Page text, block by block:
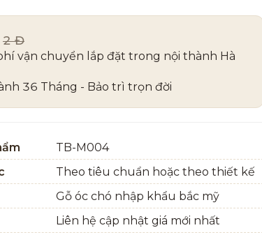
2 Đ
vận chuyển lắp đặt trong nội thành Hà
36 Tháng - Bảo trì trọn đời
TB-M004
Theo tiêu chuẩn hoặc theo thiết kế
Gỗ óc chó nhập khẩu bắc mỹ
Liên hệ cập nhật giá mới nhất